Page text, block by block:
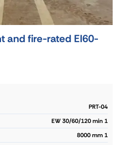
and fire-rated EI60-
PRT-04
EW 30/60/120 min 1
8000 mm 1